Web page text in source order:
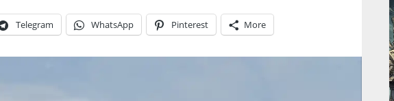
Telegram WhatsApp Pinterest More